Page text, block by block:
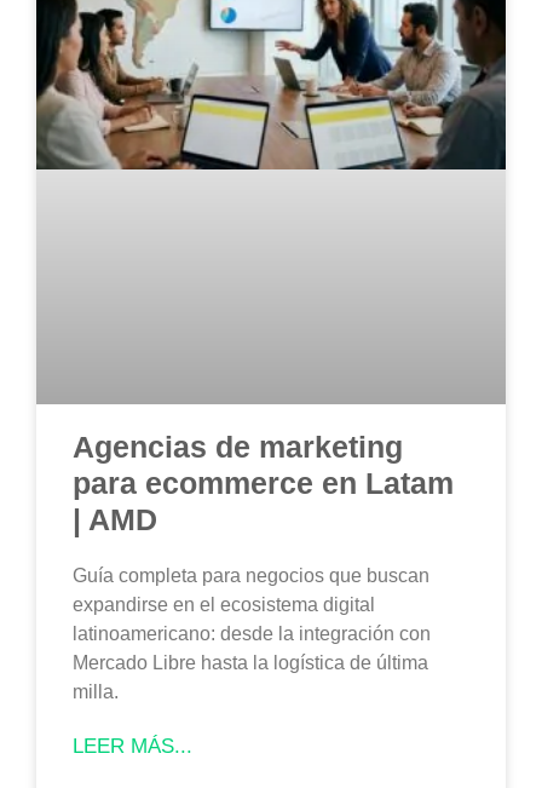
Agencias de marketing
para ecommerce en Latam
| AMD
Guía completa para negocios que buscan
expandirse en el ecosistema digital
latinoamericano: desde la integración con
Mercado Libre hasta la logística de última
milla.
LEER MÁS...